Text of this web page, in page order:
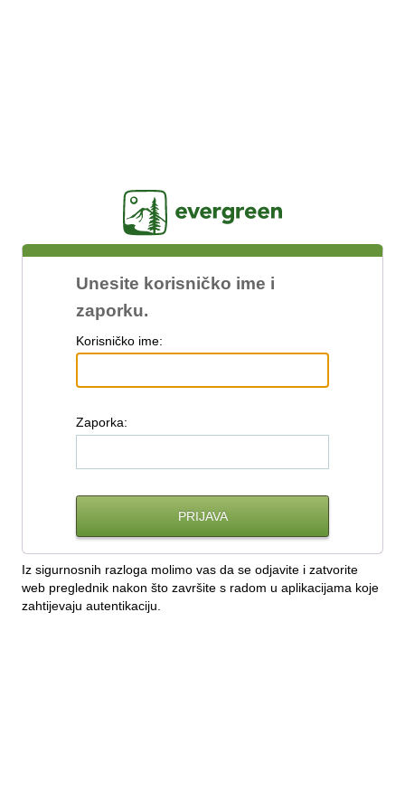
Unesite korisničko ime i
zaporku.
Korisničko ime:
Zaporka:
Iz sigurnosnih razloga molimo vas da se odjavite i zatvorite
web preglednik nakon što završite s radom u aplikacijama koje
zahtijevaju autentikaciju.